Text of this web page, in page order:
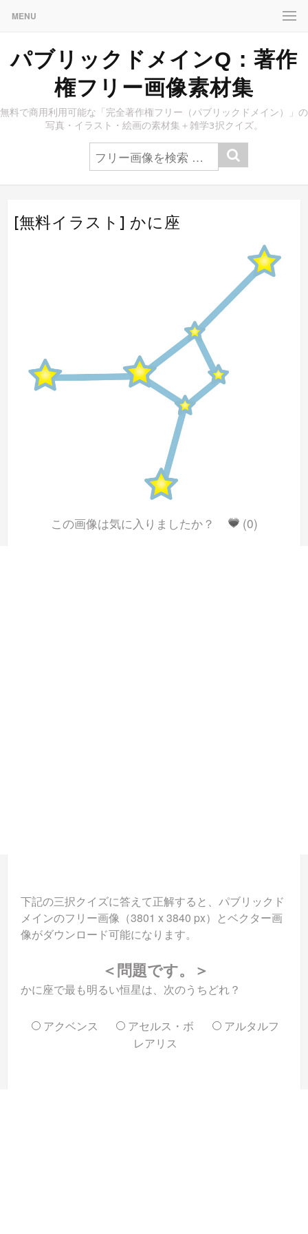
MENU
パブリックドメインQ：著作
権フリー画像素材集
無料で商用利用可能な「完全著作権フリー（パブリックドメイン）」の
写真・イラスト・絵画の素材集＋雑学3択クイズ。
[無料イラスト] かに座
この画像は気に入りましたか？ (0)
下記の三択クイズに答えて正解すると、パブリックド
メインのフリー画像（3801 x 3840 px）とベクター画
像がダウンロード可能になります。
＜問題です。＞
かに座で最も明るい恒星は、次のうちどれ？
アクベンス
アセルス・ボ
レアリス
アルタルフ